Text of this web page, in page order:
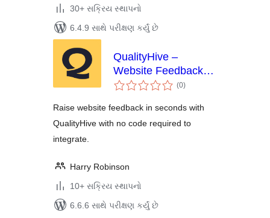
30+ સક્રિય સ્થાપનો
6.4.9 સાથે પરીક્ષણ કર્યું છે
QualityHive –
Website Feedback
Tool
(0કુલ
રેટિંગ્સ
)
Raise website feedback in seconds with
QualityHive with no code required to
integrate.
Harry Robinson
10+ સક્રિય સ્થાપનો
6.6.6 સાથે પરીક્ષણ કર્યું છે